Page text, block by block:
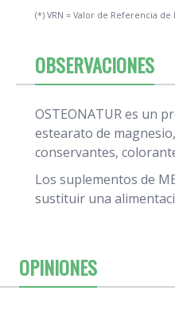
(*) VRN = Valor de Referencia de
OBSERVACIONES
OSTEONATUR es un
estearato de
conservantes,
Los suplementos de
sustituir una
OPINIONES